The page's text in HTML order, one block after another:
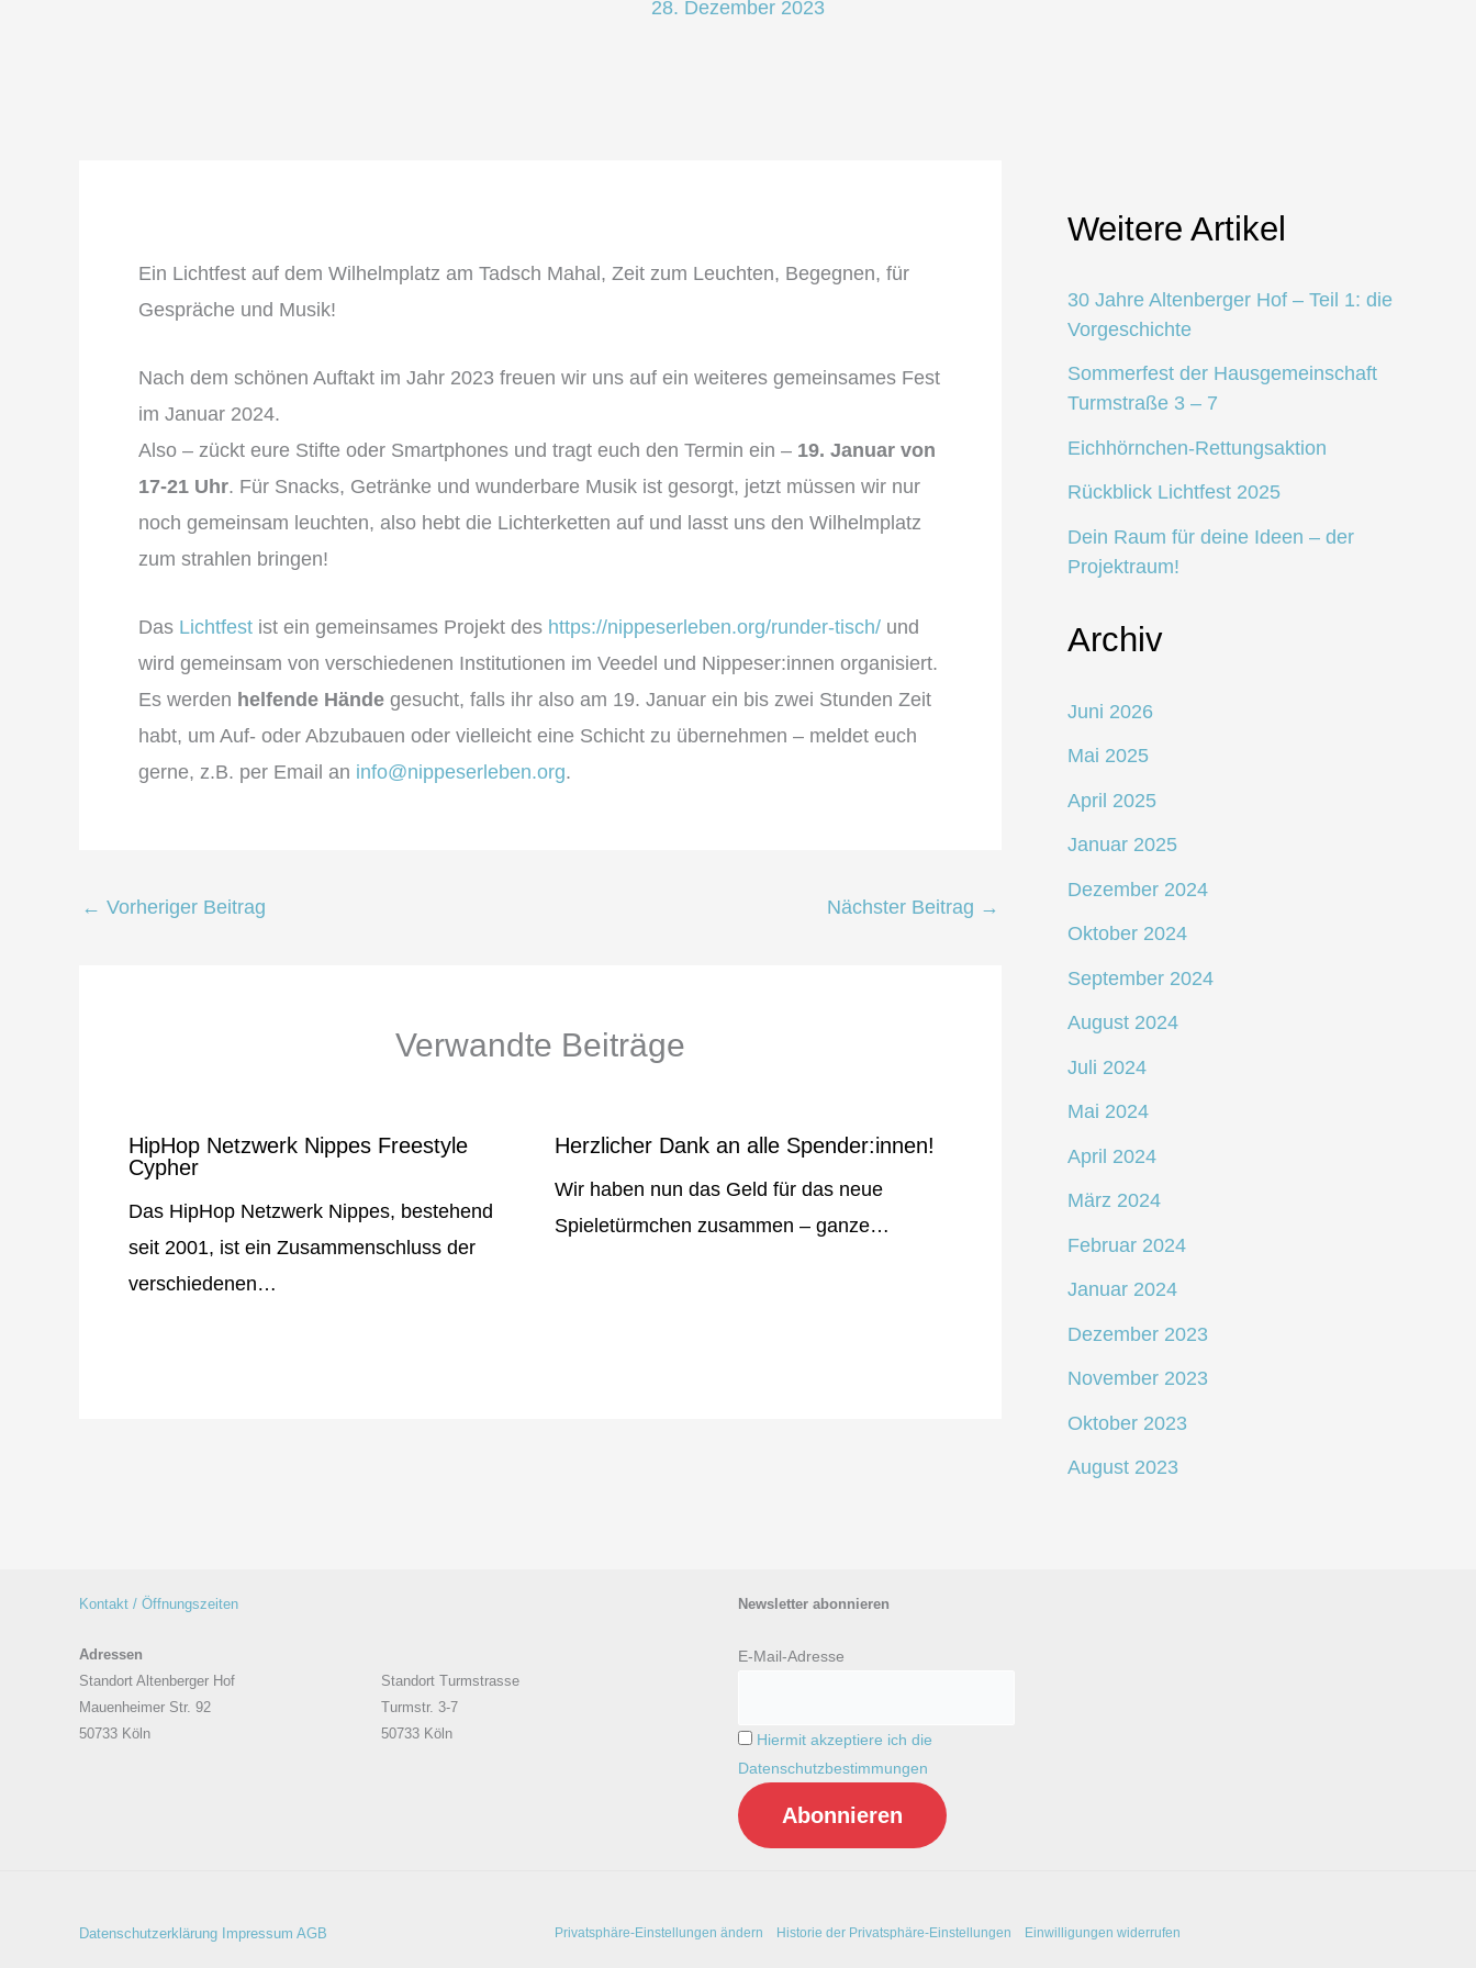
28. Dezember 2023
Ein Lichtfest auf dem Wilhelmplatz am Tadsch Mahal, Zeit zum Leuchten, Begegnen, für
Gespräche und Musik!
Nach dem schönen Auftakt im Jahr 2023 freuen wir uns auf ein weiteres gemeinsames Fest
im Januar 2024.
Also – zückt eure Stifte oder Smartphones und tragt euch den Termin ein – 19. Januar von
17-21 Uhr. Für Snacks, Getränke und wunderbare Musik ist gesorgt, jetzt müssen wir nur
noch gemeinsam leuchten, also hebt die Lichterketten auf und lasst uns den Wilhelmplatz
zum strahlen bringen!
Das Lichtfest ist ein gemeinsames Projekt des https://nippeserleben.org/runder-tisch/ und
wird gemeinsam von verschiedenen Institutionen im Veedel und Nippeser:innen organisiert.
Es werden helfende Hände gesucht, falls ihr also am 19. Januar ein bis zwei Stunden Zeit
habt, um Auf- oder Abzubauen oder vielleicht eine Schicht zu übernehmen – meldet euch
gerne, z.B. per Email an info@nippeserleben.org.
← Vorheriger Beitrag Nächster Beitrag →
Verwandte Beiträge
HipHop Netzwerk Nippes Freestyle
Cypher
Das HipHop Netzwerk Nippes, bestehend
seit 2001, ist ein Zusammenschluss der
verschiedenen…
Herzlicher Dank an alle Spender:innen!
Wir haben nun das Geld für das neue
Spieletürmchen zusammen – ganze…
Weitere Artikel
30 Jahre Altenberger Hof – Teil 1: die
Vorgeschichte
Sommerfest der Hausgemeinschaft
Turmstraße 3 – 7
Eichhörnchen-Rettungsaktion
Rückblick Lichtfest 2025
Dein Raum für deine Ideen – der
Projektraum!
Archiv
Juni 2026
Mai 2025
April 2025
Januar 2025
Dezember 2024
Oktober 2024
September 2024
August 2024
Juli 2024
Mai 2024
April 2024
März 2024
Februar 2024
Januar 2024
Dezember 2023
November 2023
Oktober 2023
August 2023
Kontakt / Öffnungszeiten
Adressen
Standort Altenberger Hof
Mauenheimer Str. 92
50733 Köln
Standort Turmstrasse
Turmstr. 3-7
50733 Köln
Newsletter abonnieren
E-Mail-Adresse
Hiermit akzeptiere ich die
Datenschutzbestimmungen
Datenschutzerklärung Impressum AGB Privatsphäre-Einstellungen ändern Historie der Privatsphäre-Einstellungen Einwilligungen widerrufen